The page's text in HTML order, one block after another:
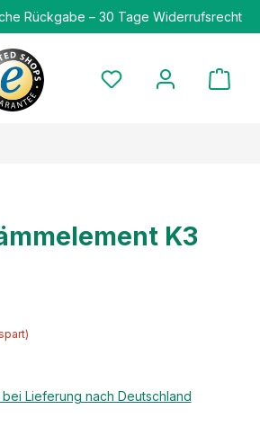
Rückgabe – 30 Tage Widerrufsrecht
K3
Lieferung nach Deutschland